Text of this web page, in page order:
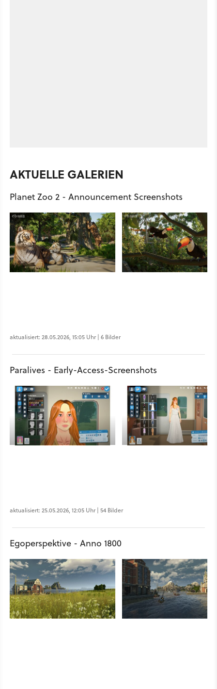
AKTUELLE GALERIEN
Planet Zoo 2 - Announcement Screenshots
aktualisiert: 28.05.2026, 15:05 Uhr | 6 Bilder
Paralives - Early-Access-Screenshots
aktualisiert: 25.05.2026, 12:05 Uhr | 54 Bilder
Egoperspektive - Anno 1800